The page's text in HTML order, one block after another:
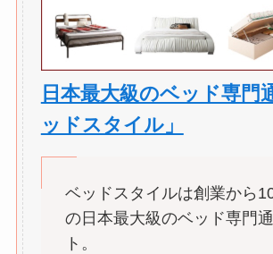
日本最大級のベッド専門
ッドスタイル」
ベッドスタイルは創業から
の日本最大級のベッド専門
ト。